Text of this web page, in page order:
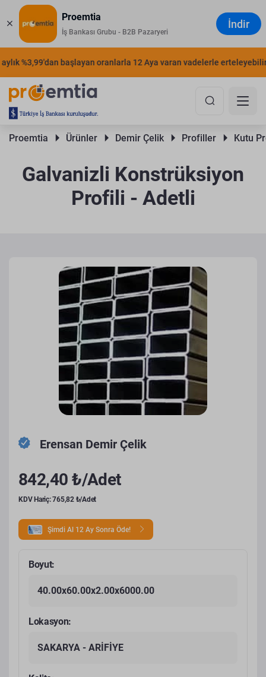
Proemtia
İş Bankası Grubu - B2B Pazaryeri
İndir
%3,99'dan başlayan oranlarla 12 Aya varan vadelerle
Proemtia Ürünler Demir Çelik Profiller Kutu
Galvanizli Konstrüksiyon
Profili - Adetli
Erensan Demir Çelik
842,40 ₺/Adet
KDV Hariç: 765,82 ₺/Adet
Şimdi Al 12 Ay Sonra Öde!
Boyut:
40.00x60.00x2.00x6000.00
Lokasyon:
SAKARYA - ARİFİYE